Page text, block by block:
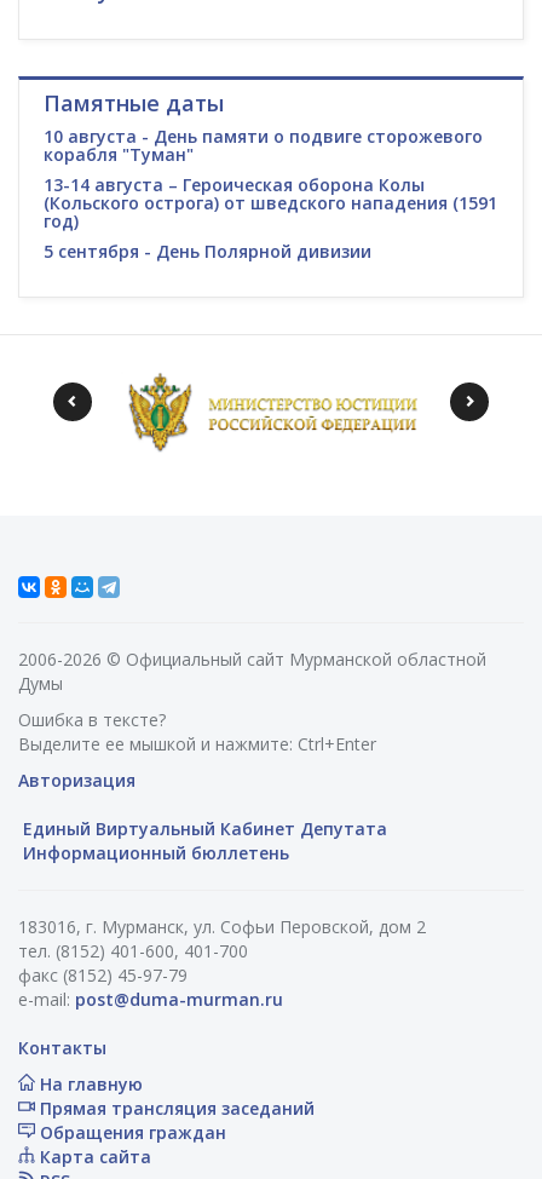
Памятные даты
10 августа - День памяти о подвиге сторожевого
корабля "Туман"
13-14 августа – Героическая оборона Колы
(Кольского острога) от шведского нападения (1591
год)
5 сентября - День Полярной дивизии
2006-2026 © Официальный сайт Мурманской областной
Думы
Ошибка в тексте?
Выделите ее мышкой и нажмите: Ctrl+Enter
Авторизация
Единый Виртуальный Кабинет Депутата
Информационный бюллетень
183016, г. Мурманск, ул. Софьи Перовской, дом 2
тел. (8152) 401-600, 401-700
факс (8152) 45-97-79
e-mail: post@duma-murman.ru
Контакты
На главную
Прямая трансляция заседаний
Обращения граждан
Карта сайта